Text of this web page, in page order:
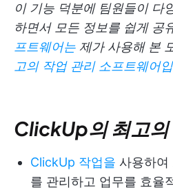
이 기능 덕분에 팀원들이 다
하면서 모든 정보를 쉽게 공
프트웨어는 제가 사용해 본
고의 작업 관리 소프트웨어
ClickUp의 최고의
ClickUp 작업을 사용하여
를 관리하고 업무를 효율